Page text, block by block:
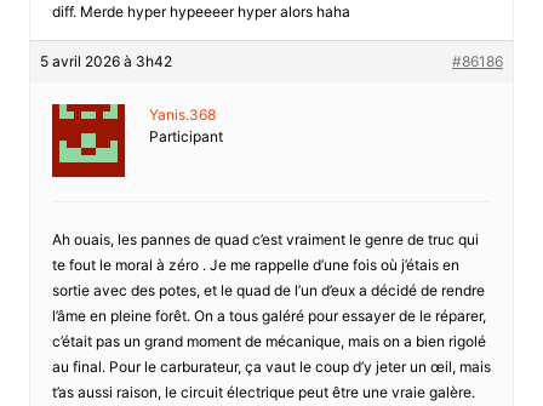
diff. Merde hyper hypeeeer hyper alors haha
5 avril 2026 à 3h42 #86186
Yanis.368
Participant
Ah ouais, les pannes de quad c’est vraiment le genre de truc qui
te fout le moral à zéro . Je me rappelle d’une fois où j’étais en
sortie avec des potes, et le quad de l’un d’eux a décidé de rendre
l’âme en pleine forêt. On a tous galéré pour essayer de le réparer,
c’était pas un grand moment de mécanique, mais on a bien rigolé
au final. Pour le carburateur, ça vaut le coup d’y jeter un œil, mais
t’as aussi raison, le circuit électrique peut être une vraie galère.